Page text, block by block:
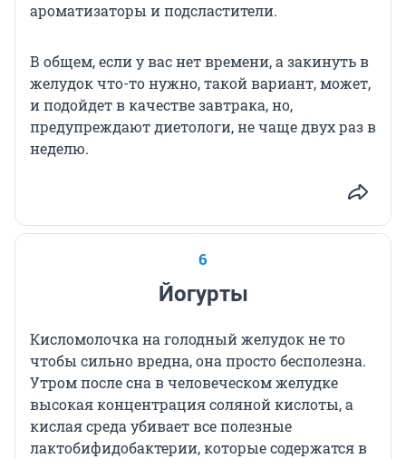
ароматизаторы и подсластители.
В общем, если у вас нет времени, а закинуть в
желудок что-то нужно, такой вариант, может,
и подойдет в качестве завтрака, но,
предупреждают диетологи, не чаще двух раз в
неделю.
6
Йогурты
Кисломолочка на голодный желудок не то
чтобы сильно вредна, она просто бесполезна.
Утром после сна в человеческом желудке
высокая концентрация соляной кислоты, а
кислая среда убивает все полезные
лактобифидобактерии, которые содержатся в